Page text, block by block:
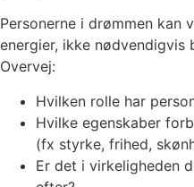
Personerne i drømmen
energier, ikke nødvendigvis
Overvej:
Hvilken rolle har
Hvilke egenskaber
(fx styrke, frihed,
Er det i virkeligheden